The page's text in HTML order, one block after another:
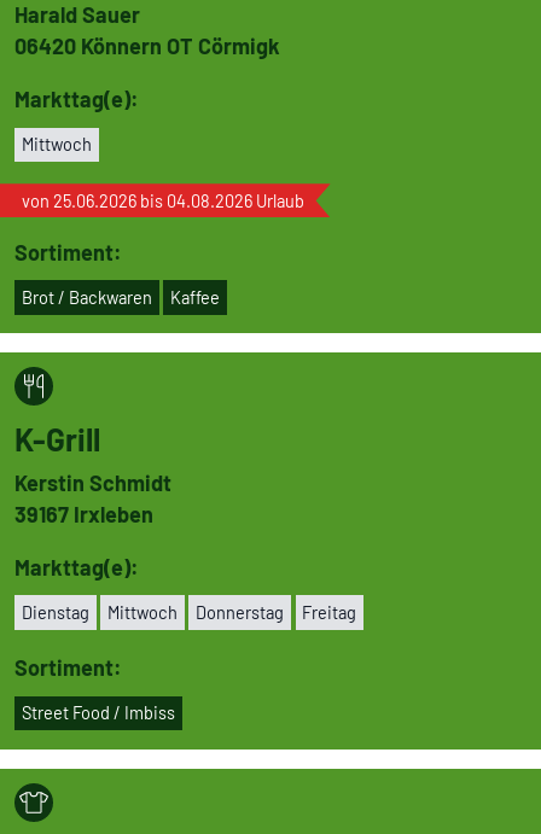
Harald Sauer
06420 Könnern OT Cörmigk
Markttag(e):
Mittwoch
von 25.06.2026 bis 04.08.2026 Urlaub
Sortiment:
Brot / Backwaren Kaffee
K-Grill
Kerstin Schmidt
39167 Irxleben
Markttag(e):
Dienstag Mittwoch Don­ners­tag Freitag
Sortiment:
Street Food / Imbiss